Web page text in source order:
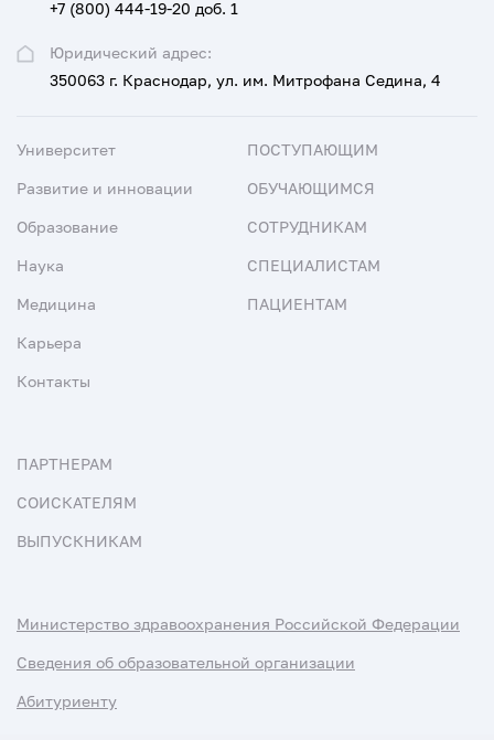
Юридический адрес:
350063 г. Краснодар, ул. им. Митрофана Седина, 4
+7 (800) 444-19-20 доб. 1
Университет
Развитие и инновации
Образование
Наука
Медицина
Карьера
Контакты
ПОСТУПАЮЩИМ
ОБУЧАЮЩИМСЯ
СОТРУДНИКАМ
СПЕЦИАЛИСТАМ
ПАЦИЕНТАМ
ПАРТНЕРАМ
СОИСКАТЕЛЯМ
ВЫПУСКНИКАМ
Министерство здравоохранения Российской Федерации
Сведения об образовательной организации
Абитуриенту